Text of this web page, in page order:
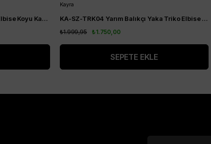
Kayra Yarım Balıkçı Yaka Triko Elbise Koyu Kahve KA-SZ-TRK04-22
Kayra
KA-SZ-TRK04 Yarım Balıkçı Yaka Triko Elbise Siyah
₺1.750,00
₺1.999,95
SEPETE EKLE